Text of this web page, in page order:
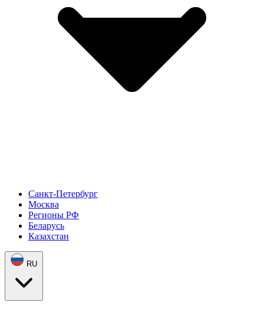
Санкт-Петербург
Москва
Регионы РФ
Беларусь
Казахстан
RU